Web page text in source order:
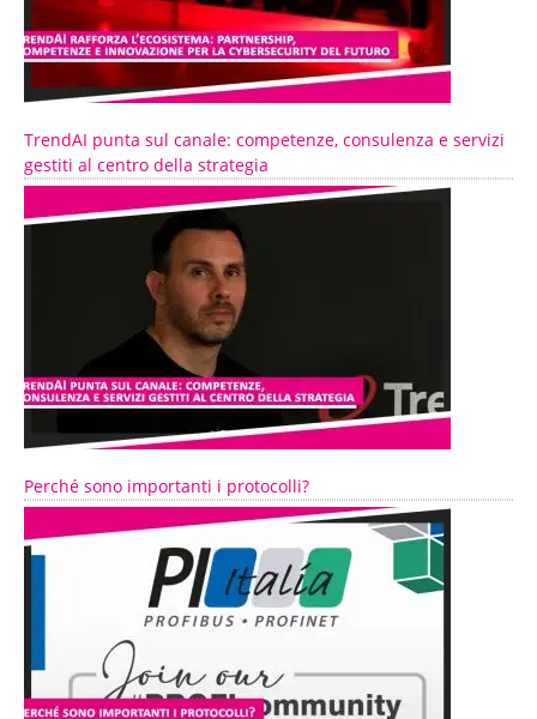
TrendAI punta sul canale: competenze, consulenza e servizi
gestiti al centro della strategia
Perché sono importanti i protocolli?